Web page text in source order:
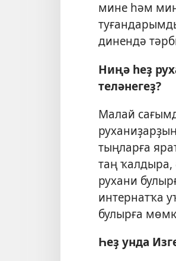
мине һәм
динендә
Ниңә һеҙ
теләнегеҙ?
Малай
тыңларға
таң ҡалдыра,
рухани
интернатҡа
булырға
Һеҙ унда